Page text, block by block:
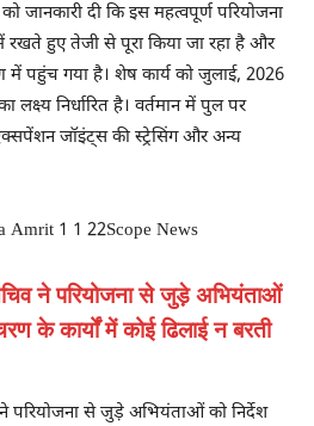
जानकारी दी कि इस महत्वपूर्ण परियोजना
रखते हुए तेजी से पूरा किया जा रहा है और
में पहुंच गया है। शेष कार्य को जुलाई, 2026
निर्धारित है। वर्तमान में पुल पर
जॉइंट्स की स्ट्रेसिंग और अन्य
ने परियोजना से जुड़े अभियंताओं
के कार्यों में कोई ढिलाई न बरती
परियोजना से जुड़े अभियंताओं को निर्देश